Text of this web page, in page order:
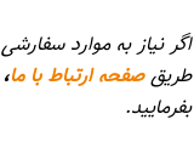
اگر نیاز به موارد
طریقصفحه ارتباط با ما
بفرمایید.